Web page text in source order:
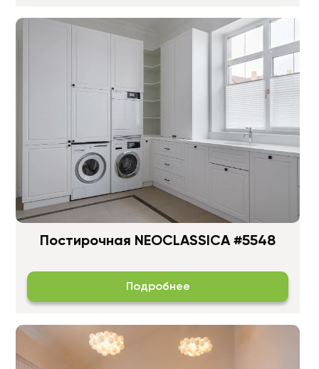
Постирочная NEOCLASSICA #5548
Подробнее